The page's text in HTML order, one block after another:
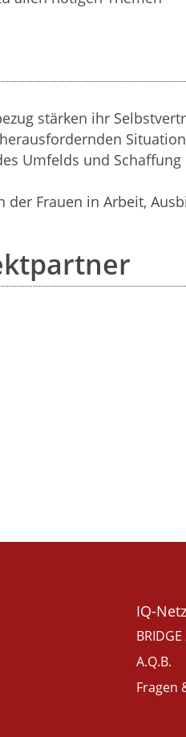
stärken ihr
Umfelds und
der Frauen in Arbeit,
IQ-
BRIDGE
A.Q.B.
Fragen